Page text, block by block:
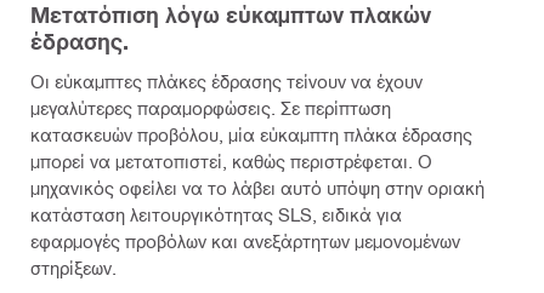
Μετατόπιση λόγω εύκαμπτων πλακών
έδρασης.
Οι εύκαμπτες πλάκες έδρασης τείνουν να έχουν
μεγαλύτερες παραμορφώσεις. Σε περίπτωση
κατασκευών προβόλου, μία εύκαμπτη πλάκα έδρασης
μπορεί να μετατοπιστεί, καθώς περιστρέφεται. Ο
μηχανικός οφείλει να το λάβει αυτό υπόψη στην οριακή
κατάσταση λειτουργικότητας SLS, ειδικά για
εφαρμογές προβόλων και ανεξάρτητων μεμονομένων
στηρίξεων.